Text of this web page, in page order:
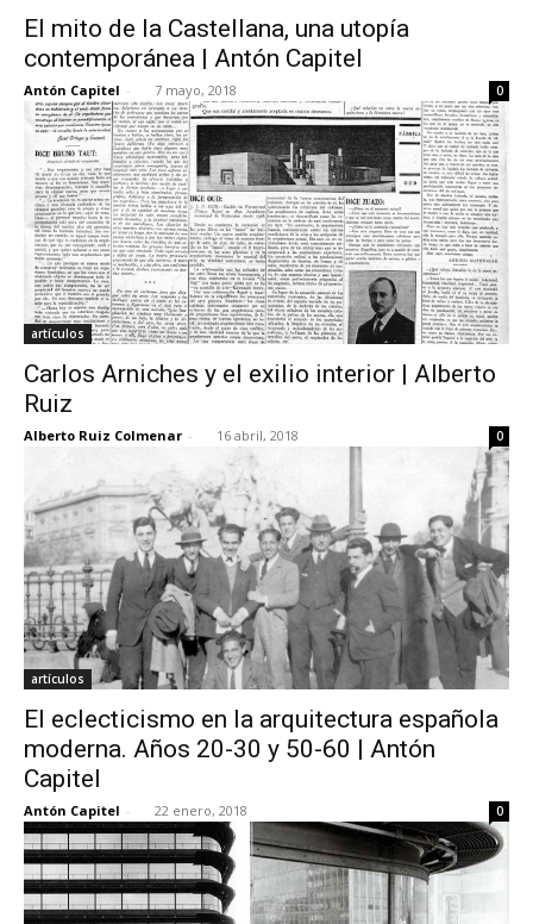
El mito de la Castellana, una utopía
contemporánea | Antón Capitel
Antón Capitel - 7 mayo, 2018 0
artículos
Carlos Arniches y el exilio interior | Alberto
Ruiz
Alberto Ruiz Colmenar - 16 abril, 2018 0
artículos
El eclecticismo en la arquitectura española
moderna. Años 20-30 y 50-60 | Antón
Capitel
Antón Capitel - 22 enero, 2018 0